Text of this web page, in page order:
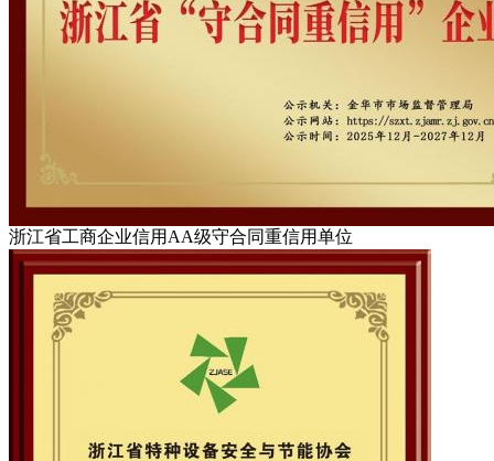
浙江省工商企业信用AA级守合同重信用单位